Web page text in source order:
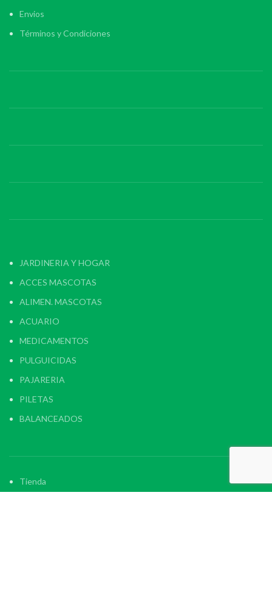
Envios
Términos y Condiciones
JARDINERIA Y HOGAR
ACCES MASCOTAS
ALIMEN. MASCOTAS
ACUARIO
MEDICAMENTOS
PULGUICIDAS
PAJARERIA
PILETAS
BALANCEADOS
Tienda